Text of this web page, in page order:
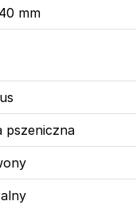
mm
pszeniczna